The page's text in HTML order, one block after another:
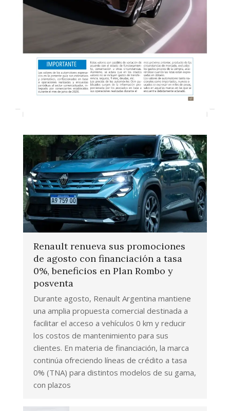
Renault renueva sus promociones
de agosto con financiación a tasa
0%, beneficios en Plan Rombo y
posventa
Durante agosto, Renault Argentina mantiene
una amplia propuesta comercial destinada a
facilitar el acceso a vehículos 0 km y reducir
los costos de mantenimiento para sus
clientes. En materia de financiación, la marca
continúa ofreciendo líneas de crédito a tasa
0% (TNA) para distintos modelos de su gama,
con plazos